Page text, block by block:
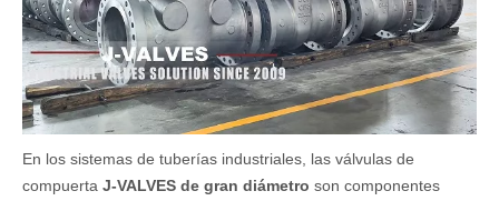
En los sistemas de tuberías industriales, las válvulas de
compuerta J-VALVES de gran diámetro son componentes